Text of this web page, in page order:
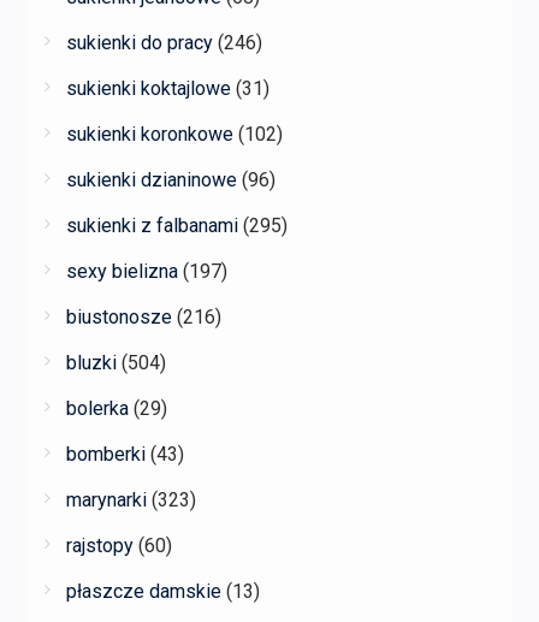
sukienki do pracy (246)
sukienki koktajlowe (31)
sukienki koronkowe (102)
sukienki dzianinowe (96)
sukienki z falbanami (295)
sexy bielizna (197)
biustonosze (216)
bluzki (504)
bolerka (29)
bomberki (43)
marynarki (323)
rajstopy (60)
płaszcze damskie (13)